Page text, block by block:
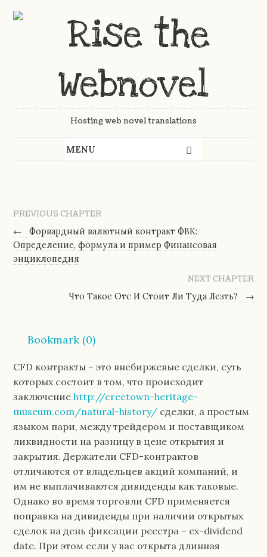
Hosting web novel translations
PREVIOUS CHAPTER
←
Форвардный валютный контракт ФВК:
Определение, формула и пример Финансовая
энциклопедия
NEXT CHAPTER
Что Такое Отс И Стоит Ли Туда Лезть?
→
Bookmark (0)
CFD контракты – это внебиржевые сделки, суть
которых состоит в том, что происходит
заключениеhttp://creetown-heritage-
museum.com/natural-history/ сделки, а простым
языком пари, между трейдером и поставщиком
ликвидности на разницу в цене открытия и
закрытия. Держатели CFD-контрактов
отличаются от владельцев акций компаний, и
им не выплачиваются дивиденды как таковые.
Однако во время торговли CFD применяется
поправка на дивиденды при наличии открытых
сделок на день фиксации реестра – ex-dividend
date. При этом если у вас открыта длинная